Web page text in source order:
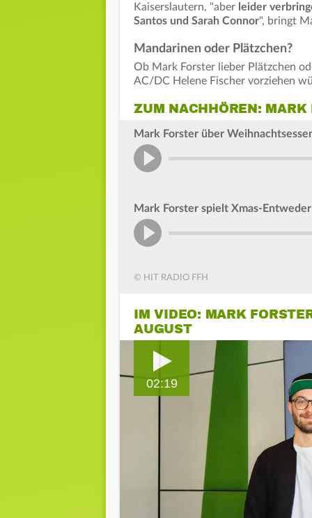
Kaiserslautern, "aber leider
Santos und Sarah Connor", bringt
Mandarinen oder Plätzchen?
Ob Mark Forster lieber Plätzchen
AC/DC Helene Fischer vorziehen
ZUM NACHHÖREN:
Mark Forster über
Mark Forster spielt Xmas-
© HIT RADIO FFH
IM VIDEO: MARK
AUGUST
02:19